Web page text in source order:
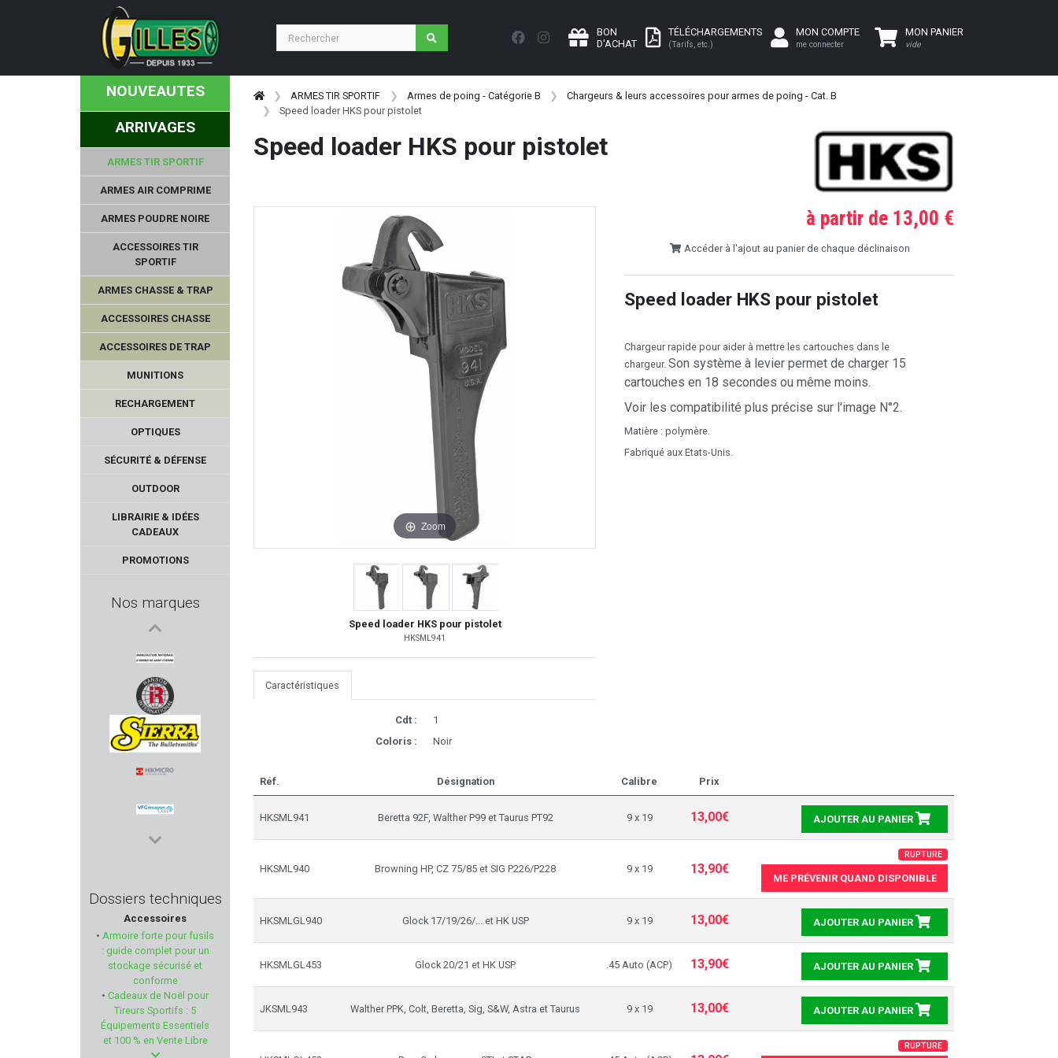
BON
D'ACHAT
TÉLÉCHARGEMENTS
(Tarifs, etc.)
MON COMPTE
me connecter
MON PANIER
vide
NOUVEAUTES
ARRIVAGES
ARMES TIR SPORTIF
ARMES AIR COMPRIME
ARMES POUDRE NOIRE
ACCESSOIRES TIR
SPORTIF
ARMES CHASSE & TRAP
ACCESSOIRES CHASSE
ACCESSOIRES DE TRAP
MUNITIONS
RECHARGEMENT
OPTIQUES
SÉCURITÉ & DÉFENSE
OUTDOOR
LIBRAIRIE & IDÉES
CADEAUX
PROMOTIONS
Nos marques
VZ GRIPS
MAS
RANSOM INTERNATIONAL
SIERRA
HIKMICRO
VFG
PHASE 5
TIMNEY TRIGGER
MEC GAR
ESP
Dossiers techniques
Accessoires
• Armoire forte pour fusils
: guide complet pour un
stockage sécurisé et
conforme
• Cadeaux de Noël pour
Tireurs Sportifs : 5
Équipements Essentiels
et 100 % en Vente Libre
ARMES TIR SPORTIF Armes de poing - Catégorie B
Chargeurs & leurs accessoires pour armes de poing - Cat. B
Speed loader HKS pour pistolet
Speed loader HKS pour pistolet
Zoom
Speed loader HKS pour pistolet
HKSML941
Caractéristiques
Cdt :
1
Coloris :
Noir
à partir de 13,00 €
Accéder à l'ajout au panier de chaque déclinaison
Speed loader HKS pour pistolet
Chargeur rapide pour aider à mettre les cartouches dans le
chargeur. Son système à levier permet de charger 15
cartouches en 18 secondes ou même moins.
Voir les compatibilité plus précise sur l'image N°2.
Matière : polymère.
Fabriqué aux Etats-Unis.
Réf. Désignation Calibre Prix
HKSML941 Beretta 92F, Walther P99 et Taurus PT92 9 x 19 13,00€ AJOUTER AU PANIER
HKSML940 Browning HP, CZ 75/85 et SIG P226/P228 9 x 19 13,90€
RUPTURE
ME PRÉVENIR QUAND DISPONIBLE
HKSMLGL940 Glock 17/19/26/... et HK USP 9 x 19 13,00€ AJOUTER AU PANIER
HKSMLGL453 Glock 20/21 et HK USP .45 Auto (ACP) 13,90€ AJOUTER AU PANIER
JKSML943 Walther PPK, Colt, Beretta, Sig, S&W, Astra et Taurus 9 x 19 13,00€ AJOUTER AU PANIER
RUPTURE